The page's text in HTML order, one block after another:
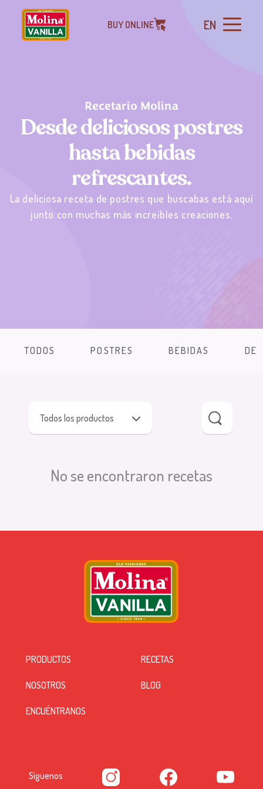
BUY ONLINE EN
Recetario Molina
Desde deliciosos postres
hasta bebidas
refrescantes.
La deliciosa receta de postres que buscabas está aquí
junto con muchas más increíbles creaciones.
TODOS POSTRES BEBIDAS
Todos los productos
No se encontraron recetas
PRODUCTOS RECETAS
NOSOTROS BLOG
ENCUÉNTRANOS
Síguenos